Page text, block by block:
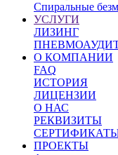
Спиральные
УСЛУГИ
ЛИЗИНГ
О КОМПАНИИ
FAQ
ИСТОРИЯ
ЛИЦЕНЗИИ
О НАС
РЕКВИЗИТЫ
ПРОЕКТЫ